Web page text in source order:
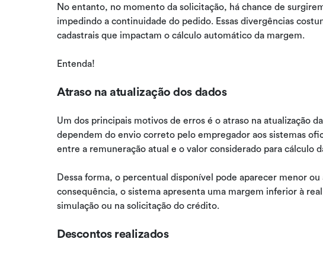
No entanto, no momento da solicitação, há chance de
impedindo a continuidade do pedido. Essas divergências
cadastrais que impactam o cálculo automático da margem.
Entenda!
Atraso na atualização dos dados
Um dos principais motivos de erros é o atraso na atualização
dependem do envio correto pelo empregador aos sistemas
entre a remuneração atual e o valor considerado para cálculo
Dessa forma, o percentual disponível pode aparecer menor
consequência, o sistema apresenta uma margem inferior à
simulação ou na solicitação do crédito.
Descontos realizados